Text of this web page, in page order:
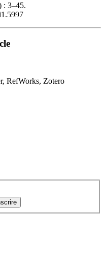
: 3–45.
RefWorks, Zotero